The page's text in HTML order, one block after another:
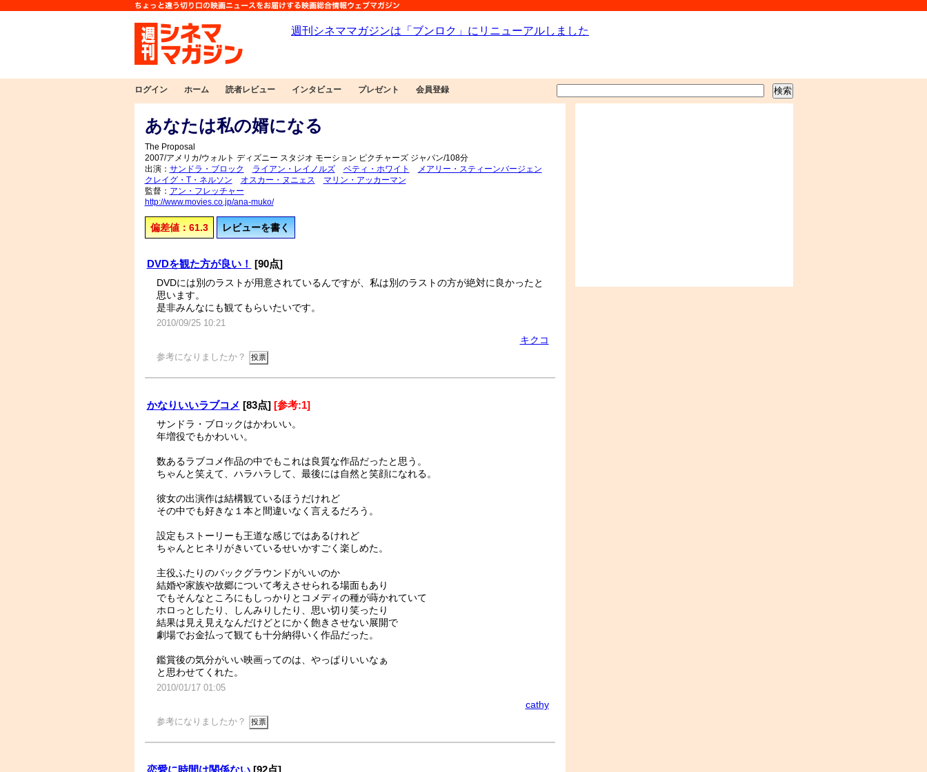
ログイン ホーム 読者レビュー インタビュー プレゼント 会員登録
あなたは私の婿になる
The Proposal
2007/アメリカ/ウォルト ディズニー スタジオ モーション ピクチャーズ ジャパン/108分
出演： サンドラ・ブロック ライアン・レイノルズ ベティ・ホワイト
メアリー・スティーンバージェン
クレイグ・T・ネルソン
オスカー・ヌニェス
マリン・アッカーマン
監督： アン・フレッチャー
http://www.movies.co.jp/ana-muko/
偏差値：61.3 レビューを書く
DVDを観た方が良い！ [90点]
DVDには別のラストが用意されているんですが、私は別のラストの方が絶対に良かったと
思います。
是非みんなにも観てもらいたいです。
2010/09/25 10:21
キクコ
参考になりましたか？
かなりいいラブコメ [83点] [参考:1]
サンドラ・ブロックはかわいい。
年増役でもかわいい。
数あるラブコメ作品の中でもこれは良質な作品だったと思う。
ちゃんと笑えて、ハラハラして、最後には自然と笑顔になれる。
彼女の出演作は結構観ているほうだけれど
その中でも好きな１本と間違いなく言えるだろう。
設定もストーリーも王道な感じではあるけれど
ちゃんとヒネリがきいているせいかすごく楽しめた。
主役ふたりのバックグラウンドがいいのか
結婚や家族や故郷について考えさせられる場面もあり
でもそんなところにもしっかりとコメディの種が蒔かれていて
ホロっとしたり、しんみりしたり、思い切り笑ったり
結果は見え見えなんだけどとにかく飽きさせない展開で
劇場でお金払って観ても十分納得いく作品だった。
鑑賞後の気分がいい映画ってのは、やっぱりいいなぁ
と思わせてくれた。
2010/01/17 01:05
cathy
参考になりましたか？
恋愛に時間は関係ない[92点]